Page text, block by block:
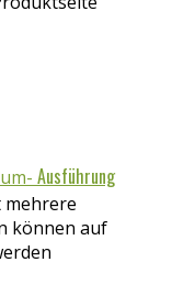
Ausführung
mehrere
können auf